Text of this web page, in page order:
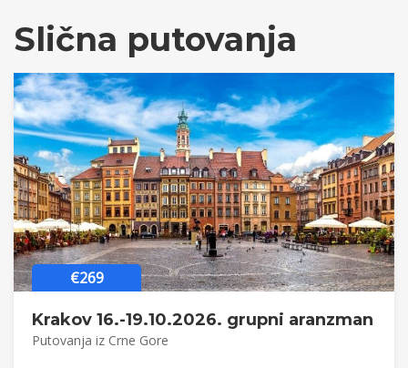
Slična putovanja
€269
Krakov 16.-19.10.2026. grupni aranzman
Putovanja iz Crne Gore